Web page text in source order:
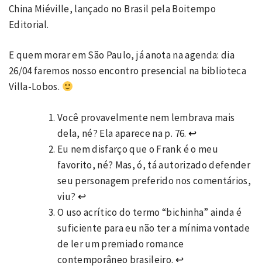
China Miéville, lançado no Brasil pela Boitempo
Editorial.
E quem morar em São Paulo, já anota na agenda: dia
26/04 faremos nosso encontro presencial na biblioteca
Villa-Lobos.
Você provavelmente nem lembrava mais
dela, né? Ela aparece na p. 76. ↩
Eu nem disfarço que o Frank é o meu
favorito, né? Mas, ó, tá autorizado defender
seu personagem preferido nos comentários,
viu? ↩
O uso acrítico do termo “bichinha” ainda é
suficiente para eu não ter a mínima vontade
de ler um premiado romance
contemporâneo brasileiro. ↩